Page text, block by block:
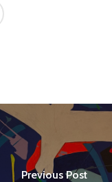
Previous Post